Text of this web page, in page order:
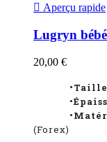
 Aperçu rapide
Lugryn
20,00 €
•Taille
(Forex)